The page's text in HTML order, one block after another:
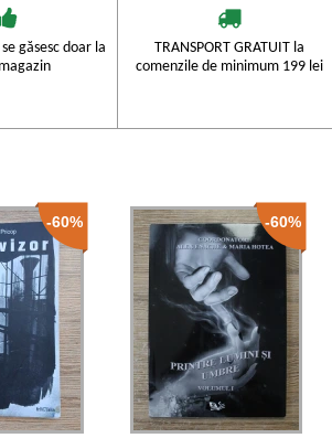
găsesc doar la
TRANSPORT GRATUIT la
comenzile de minimum 199 lei
-60% -60%